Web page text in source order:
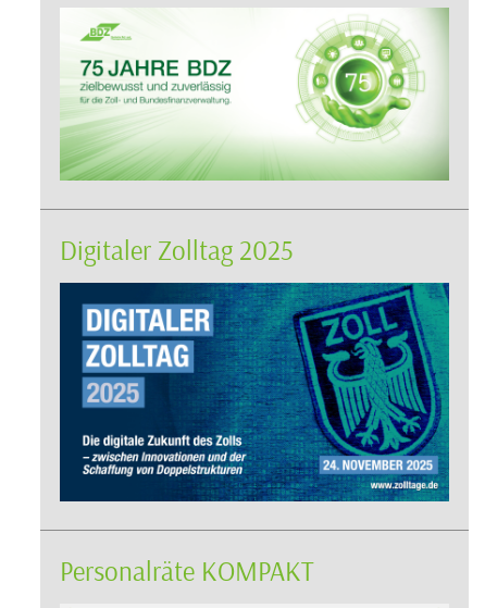
Digitaler Zolltag 2025
Personalräte KOMPAKT